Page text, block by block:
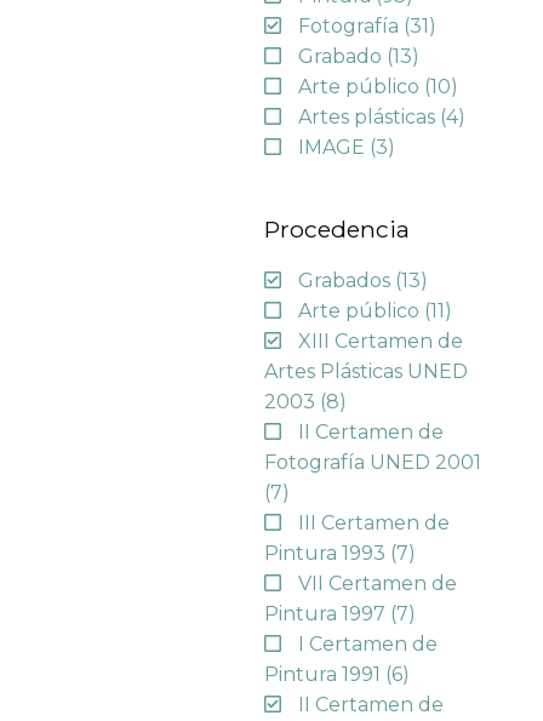
Fotografía (31)
Grabado (13)
Arte público (10)
Artes plásticas (4)
IMAGE (3)
Procedencia
Grabados (13)
Arte público (11)
XIII Certamen de
Artes Plásticas UNED
2003 (8)
II Certamen de
Fotografía UNED 2001
(7)
III Certamen de
Pintura 1993 (7)
VII Certamen de
Pintura 1997 (7)
I Certamen de
Pintura 1991 (6)
II Certamen de